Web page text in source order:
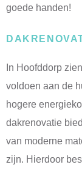
goede handen!
In Hoofddorp
voldoen aan de
hogere
dakrenovatie
van moderne
zijn. Hierdoor